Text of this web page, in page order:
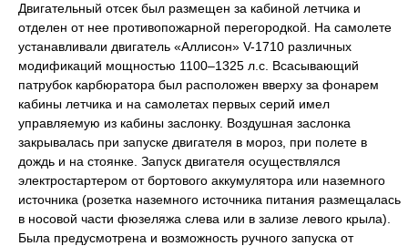
Двигательный отсек был размещен за кабиной летчика и
отделен от нее противопожарной перегородкой. На самолете
устанавливали двигатель «Аллисон» V-1710 различных
модификаций мощностью 1100–1325 л.с. Всасывающий
патрубок карбюратора был расположен вверху за фонарем
кабины летчика и на самолетах первых серий имел
управляемую из кабины заслонку. Воздушная заслонка
закрывалась при запуске двигателя в мороз, при полете в
дождь и на стоянке. Запуск двигателя осуществлялся
электростартером от бортового аккумулятора или наземного
источника (розетка наземного источника питания размещалась
в носовой части фюзеляжа слева или в зализе левого крыла).
Была предусмотрена и возможность ручного запуска от